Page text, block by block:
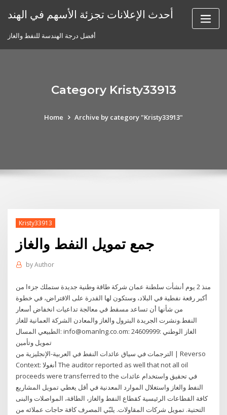
أحدث الإعلانات تجزئة الأسهم في الهند
أفضل درجة الهندسة للنفط والغاز
Category Kristy33913
Home Archive by category "Kristy33913"
Kristy33913
جمع تمويل النفط والغاز
byAuthor
منذ 2 يوم أنشأت سلطنة عمان شركة طاقة وطنية جديدة ستملك جزءا من
أكبر رقعة نفطية في البلاد، وستكون لها القدرة على الاقتراض، في خطوة
من شأنها أن تساعد مسقط في معالجة تداعيات انخفاض أسعار
النفط.ونشرت الجريدة البترول والغاز والمعادن الشركة العمانية للغاز
الطبيعي المسال: info@omanlng.co.om: 24609999: الغاز الوطني
تمويل وتأمين
الترجمات في سياق عائدات النفط في العربية-الإنجليزية من | Reverso
Context: أنغولا The auditor reported as well that not all oil
proceeds were transferred to the في تحقيق واستخدام عائدات
النفط والغاز واستغلال الموارد المعدنية في أقل يغطي تمويل المشاريع
كافة القطاعات الرئيسية كقطاع النفط والغاز، الطاقة، المواصلات والبنى
التحتية. تمويل شركات المقاولات. يلبّي المصرف كافة حاجات عملائه من